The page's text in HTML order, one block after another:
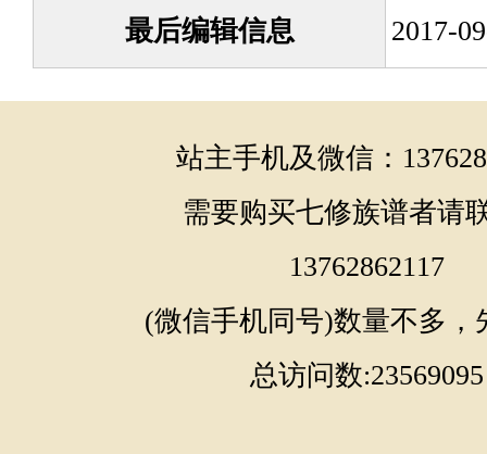
最后编辑信息 2017-
站主手机及微信：
需要购买七修族谱者请
13762862117
(微信手机同号)数量不多，
总访问数:23569095